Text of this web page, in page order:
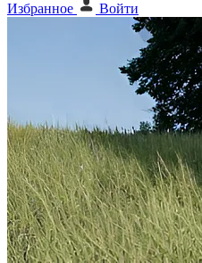
Избранное Войти